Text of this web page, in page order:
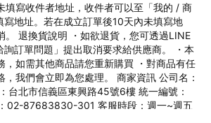
填寫收件者地址，收件者可以至「我的 / 商
地址。若在成立訂單後10天內未填寫地
。 退換貨說明 ・如欲退貨，您可透過LINE
訂單問題」提出取消要求給供應商。 ・本
，如需其他商品請您重新購買 ・對商品有任
，我們會立即為您處理。 商家資訊 公司名：
台北市信義區東興路45號6樓 統一編號：
02-87683830-301 客服時段：週一~週五